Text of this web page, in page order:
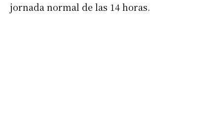
jornada normal de las 14 horas.